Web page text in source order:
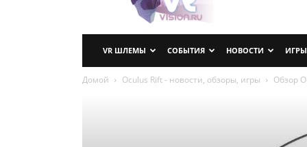
VR ШЛЕМЫ СОБЫТИЯ НОВОСТИ ИГРЫ
Домой Oculus Rift - новости, обзоры, игры Обзор